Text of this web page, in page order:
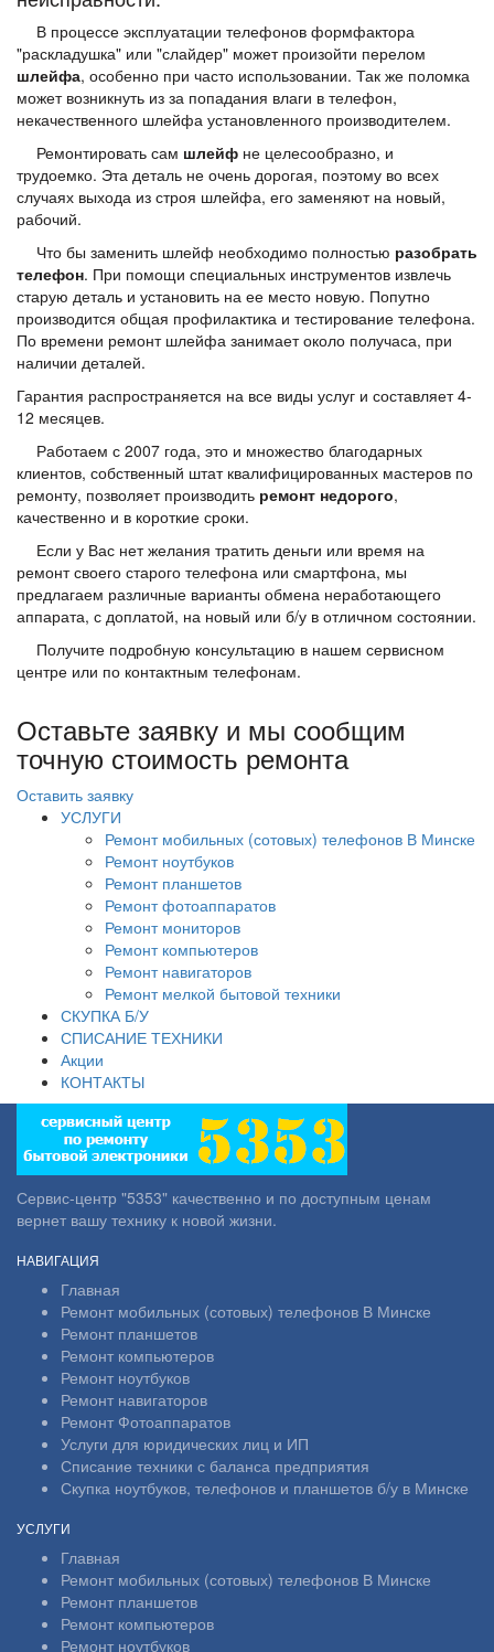
В процессе эксплуатации телефонов формфактора
"раскладушка" или "слайдер" может произойти перелом
шлейфа, особенно при часто использовании. Так же поломка
может возникнуть из за попадания влаги в телефон,
некачественного шлейфа установленного производителем.
Ремонтировать сам шлейф не целесообразно, и
трудоемко. Эта деталь не очень дорогая, поэтому во всех
случаях выхода из строя шлейфа, его заменяют на новый,
рабочий.
Что бы заменить шлейф необходимо полностью разобрать
телефон. При помощи специальных инструментов извлечь
старую деталь и установить на ее место новую. Попутно
производится общая профилактика и тестирование телефона.
По времени ремонт шлейфа занимает около получаса, при
наличии деталей.
Гарантия распространяется на все виды услуг и составляет 4-
12 месяцев.
Работаем с 2007 года, это и множество благодарных
клиентов, собственный штат квалифицированных мастеров по
ремонту, позволяет производить ремонт недорого,
качественно и в короткие сроки.
Если у Вас нет желания тратить деньги или время на
ремонт своего старого телефона или смартфона, мы
предлагаем различные варианты обмена неработающего
аппарата, с доплатой, на новый или б/у в отличном состоянии.
Получите подробную консультацию в нашем сервисном
центре или по контактным телефонам.
Оставьте заявку и мы сообщим
точную стоимость ремонта
Оставить заявку
УСЛУГИ
Ремонт мобильных (сотовых) телефонов В Минске
Ремонт ноутбуков
Ремонт планшетов
Ремонт фотоаппаратов
Ремонт мониторов
Ремонт компьютеров
Ремонт навигаторов
Ремонт мелкой бытовой техники
СКУПКА Б/У
СПИСАНИЕ ТЕХНИКИ
Акции
КОНТАКТЫ
Сервис-центр "5353" качественно и по доступным ценам
вернет вашу технику к новой жизни.
НАВИГАЦИЯ
Главная
Ремонт мобильных (сотовых) телефонов В Минске
Ремонт планшетов
Ремонт компьютеров
Ремонт ноутбуков
Ремонт навигаторов
Ремонт Фотоаппаратов
Услуги для юридических лиц и ИП
Списание техники с баланса предприятия
Скупка ноутбуков, телефонов и планшетов б/у в Минске
УСЛУГИ
Главная
Ремонт мобильных (сотовых) телефонов В Минске
Ремонт планшетов
Ремонт компьютеров
Ремонт ноутбуков